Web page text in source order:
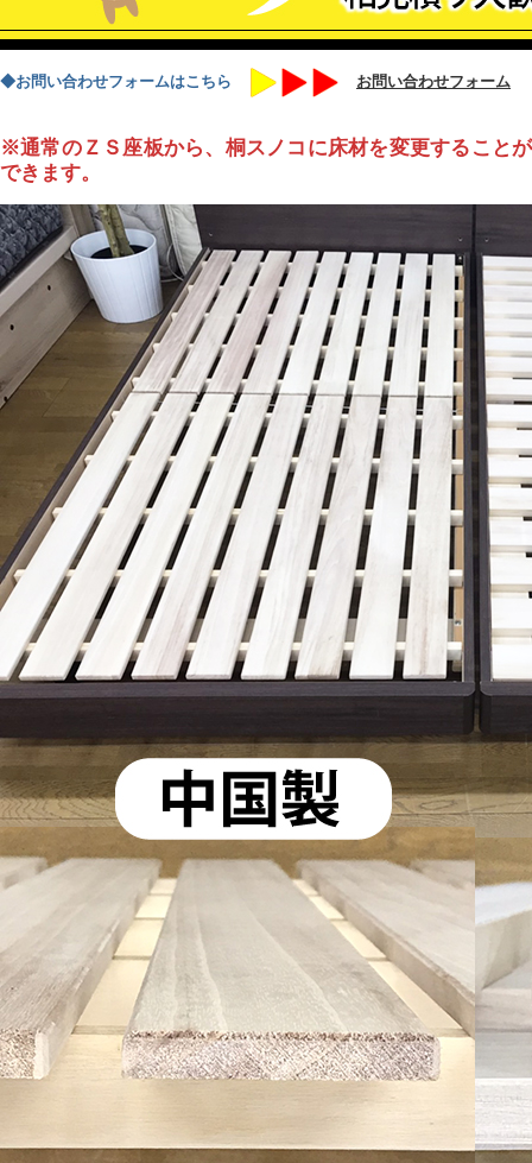
◆お問い合わせフォームはこちら お問い合わせフォーム
※通常のＺＳ座板から、桐スノコに床材を変更することが
できます。